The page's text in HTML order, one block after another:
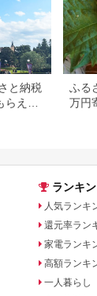
と納税
らえ
ふる
万円
ランキ
人気ランキ
還元率ラン
家電ランキ
高額ランキ
一人暮らし